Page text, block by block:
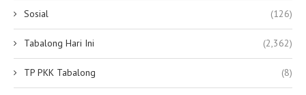
Sosial (126)
Tabalong Hari Ini (2,362)
TP PKK Tabalong (8)